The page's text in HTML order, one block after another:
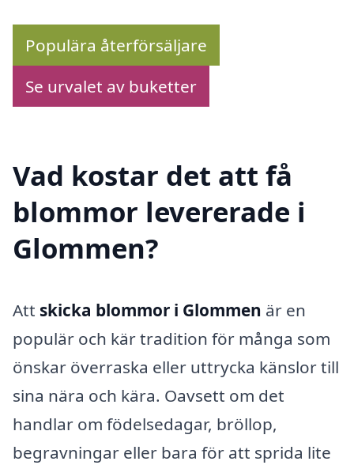
Populära återförsäljare
Se urvalet av buketter
Vad kostar det att få
blommor levererade i
Glommen?
Att skicka blommor i Glommen är en
populär och kär tradition för många som
önskar överraska eller uttrycka känslor till
sina nära och kära. Oavsett om det
handlar om födelsedagar, bröllop,
begravningar eller bara för att sprida lite